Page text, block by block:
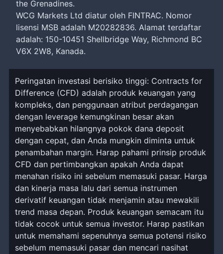
the Grenadines.
WCG Markets Ltd diatur oleh FINTRAC. Nomor
lisensi MSB adalah M20282836. Alamat terdaftar
adalah: 150-10451 Shellbridge Way, Richmond BC
V6X 2W8, Kanada.
Peringatan investasi berisiko tinggi: Contracts for
Difference (CFD) adalah produk keuangan yang
kompleks, dan penggunaan atribut perdagangan
dengan leverage kemungkinan besar akan
menyebabkan hilangnya pokok dana deposit
dengan cepat, dan Anda mungkin diminta untuk
penambahan margin. Harap pahami prinsip produk
CFD dan pertimbangkan apakah Anda dapat
menahan risiko ini sebelum memasuki pasar. Harga
dan kinerja masa lalu dari semua instrumen
derivatif keuangan tidak menjamin atau mewakili
trend masa depan. Produk keuangan semacam itu
tidak cocok untuk semua investor. Harap pastikan
untuk memahami sepenuhnya semua potensi risiko
sebelum memasuki pasar dan mencari nasihat